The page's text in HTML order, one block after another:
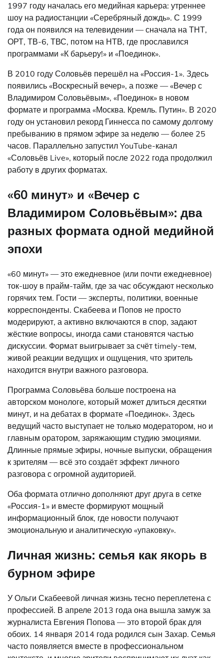
1997 году началась его медийная карьера: утреннее
шоу на радиостанции «Серебряный дождь». С 1999
года он появился на телевидении — сначала на ТНТ,
ОРТ, ТВ-6, ТВС, потом на НТВ, где прославился
программами «К барьеру!» и «Поединок».
В 2010 году Соловьёв перешёл на «Россия-1». Здесь
появились «Воскресный вечер», а позже — «Вечер с
Владимиром Соловьёвым», «Поединок» в новом
формате и программа «Москва. Кремль. Путин». В 2020
году он установил рекорд Гиннесса по самому долгому
пребыванию в прямом эфире за неделю — более 25
часов. Параллельно запустил YouTube-канал
«Соловьёв Live», который после 2022 года продолжил
работу в других форматах.
«60 минут» и «Вечер с
Владимиром Соловьёвым»: два
разных формата одной медийной
эпохи
«60 минут» — это ежедневное (или почти ежедневное)
ток-шоу в прайм-тайм, где за час обсуждают несколько
горячих тем. Гости — эксперты, политики, военные
корреспонденты. Скабеева и Попов не просто
модерируют, а активно включаются в спор, задают
жёсткие вопросы, иногда сами становятся частью
дискуссии. Формат выигрывает за счёт timely-тем,
живой реакции ведущих и ощущения, что зритель
находится внутри важного разговора.
Программа Соловьёва больше построена на
авторском монологе, который может длиться десятки
минут, и на дебатах в формате «Поединок». Здесь
ведущий часто выступает не только модератором, но и
главным оратором, заряжающим студию эмоциями.
Длинные прямые эфиры, ночные выпуски, обращения
к зрителям — всё это создаёт эффект личного
разговора с огромной аудиторией.
Оба формата отлично дополняют друг друга в сетке
«Россия-1» и вместе формируют мощный
информационный блок, где новости получают
эмоциональную и аналитическую «упаковку».
Личная жизнь: семья как якорь в
бурном эфире
У Ольги Скабеевой личная жизнь тесно переплетена с
профессией. В апреле 2013 года она вышла замуж за
журналиста Евгения Попова — это второй брак для
обоих. 14 января 2014 года родился сын Захар. Семья
часто появляется вместе в профессиональном